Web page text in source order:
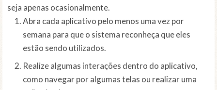
seja apenas ocasionalmente.
Abra cada aplicativo pelo menos uma vez por
semana para que o sistema reconheça que eles
estão sendo utilizados.
Realize algumas interações dentro do aplicativo,
como navegar por algumas telas ou realizar uma